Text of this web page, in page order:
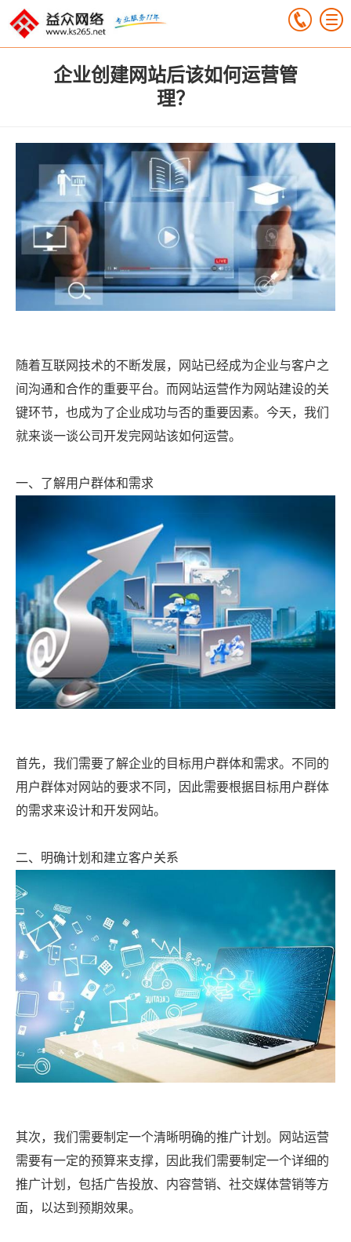
企业创建网站后该如何运营管
理？
随着互联网技术的不断发展，网站已经成为企业与客户之
间沟通和合作的重要平台。而网站运营作为网站建设的关
键环节，也成为了企业成功与否的重要因素。今天，我们
就来谈一谈公司开发完网站该如何运营。
一、了解用户群体和需求
首先，我们需要了解企业的目标用户群体和需求。不同的
用户群体对网站的要求不同，因此需要根据目标用户群体
的需求来设计和开发网站。
二、明确计划和建立客户关系
其次，我们需要制定一个清晰明确的推广计划。网站运营
需要有一定的预算来支撑，因此我们需要制定一个详细的
推广计划，包括广告投放、内容营销、社交媒体营销等方
面，以达到预期效果。